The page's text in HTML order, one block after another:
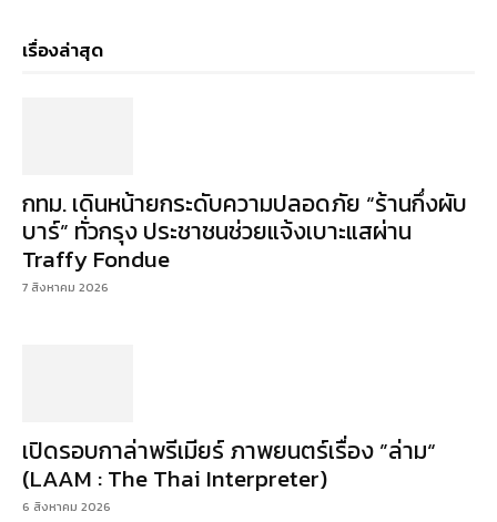
เรื่องล่าสุด
กทม. เดินหน้ายกระดับความปลอดภัย “ร้านกึ่งผับ
บาร์” ทั่วกรุง ประชาชนช่วยแจ้งเบาะแสผ่าน
Traffy Fondue
7 สิงหาคม 2026
เปิดรอบกาล่าพรีเมียร์ ภาพยนตร์เรื่อง ”ล่าม“
(LAAM : The Thai Interpreter)
6 สิงหาคม 2026